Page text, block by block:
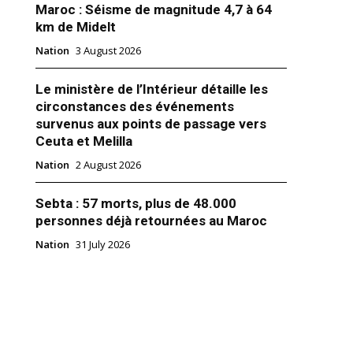
orientale : la guerre des
aura-t-elle lieu?
Accords"
Maroc : Séisme de magnitude 4,7 à 64
km de Midelt
Nation 3 August 2026
Le ministère de l’Intérieur détaille les
circonstances des événements
survenus aux points de passage vers
Ceuta et Melilla
Nation 2 August 2026
Sebta : 57 morts, plus de 48.000
personnes déjà retournées au Maroc
Nation 31 July 2026